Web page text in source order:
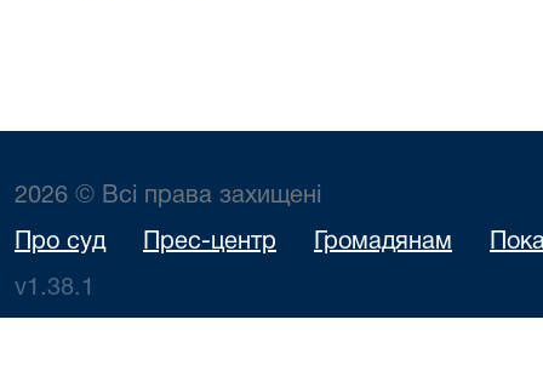
2026 © Всі права захищені
Про суд Прес-центр Громадянам
v1.38.1